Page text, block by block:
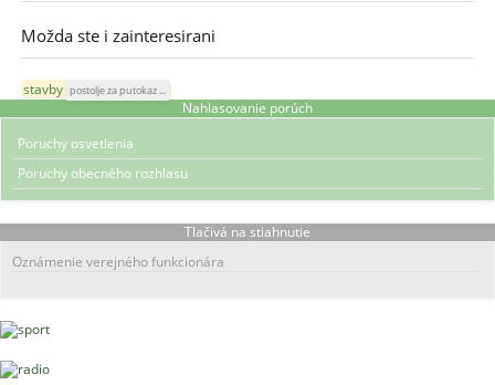
Možda ste i zainteresirani
stavby postolje za putokaz ...
Nahlasovanie porúch
Poruchy osvetlenia
Poruchy obecného rozhlasu
Tlačivá na stiahnutie
Oznámenie verejného funkcionára